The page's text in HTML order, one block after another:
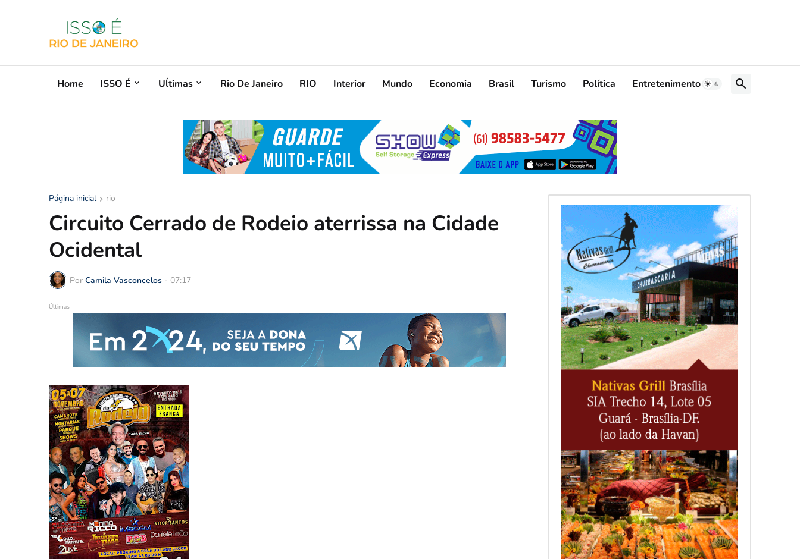
Home ISSO É Uĺtimas Rio De Janeiro RIO Interior Mundo Economia Brasil Turismo Política Entretenimento
Página inicial rio
Circuito Cerrado de Rodeio aterrissa na Cidade
Ocidental
Por Camila Vasconcelos - 07:17
Últimas